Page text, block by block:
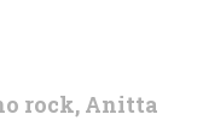
rock, Anitta